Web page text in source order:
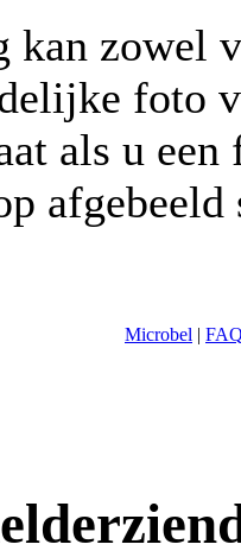
kan zowel
foto
als u
afgebeeld
Microbel |